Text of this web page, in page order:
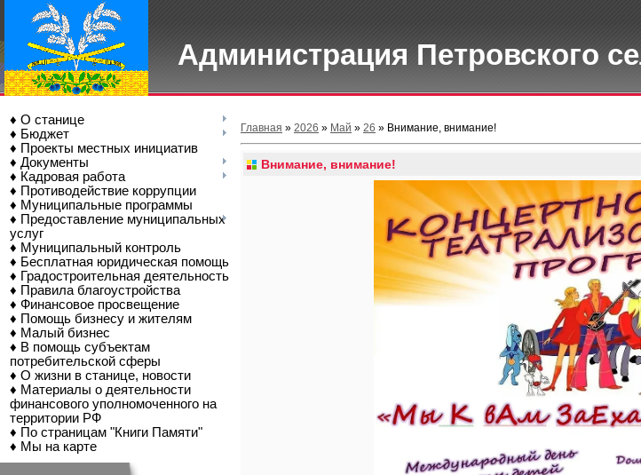
Администрация Петровского
♦ О станице
♦ Бюджет
♦ Проекты местных инициатив
♦ Документы
♦ Кадровая работа
♦ Противодействие коррупции
♦ Муниципальные программы
♦ Предоставление муниципальных
услуг
♦ Муниципальный контроль
♦ Бесплатная юридическая помощь
♦ Градостроительная деятельность
♦ Правила благоустройства
♦ Финансовое просвещение
♦ Помощь бизнесу и жителям
♦ Малый бизнес
♦ В помощь субъектам
потребительской сферы
♦ О жизни в станице, новости
♦ Материалы о деятельности
финансового уполномоченного на
территории РФ
♦ По страницам "Книги Памяти"
♦ Мы на карте
Главная » 2026 » Май » 26 » Внимание, внимание!
Внимание, внимание!